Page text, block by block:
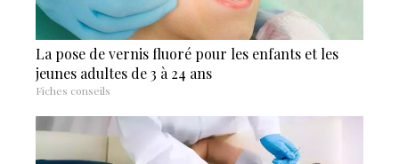
La pose de vernis fluoré pour les enfants et les
jeunes adultes de 3 à 24 ans
Fiches conseils